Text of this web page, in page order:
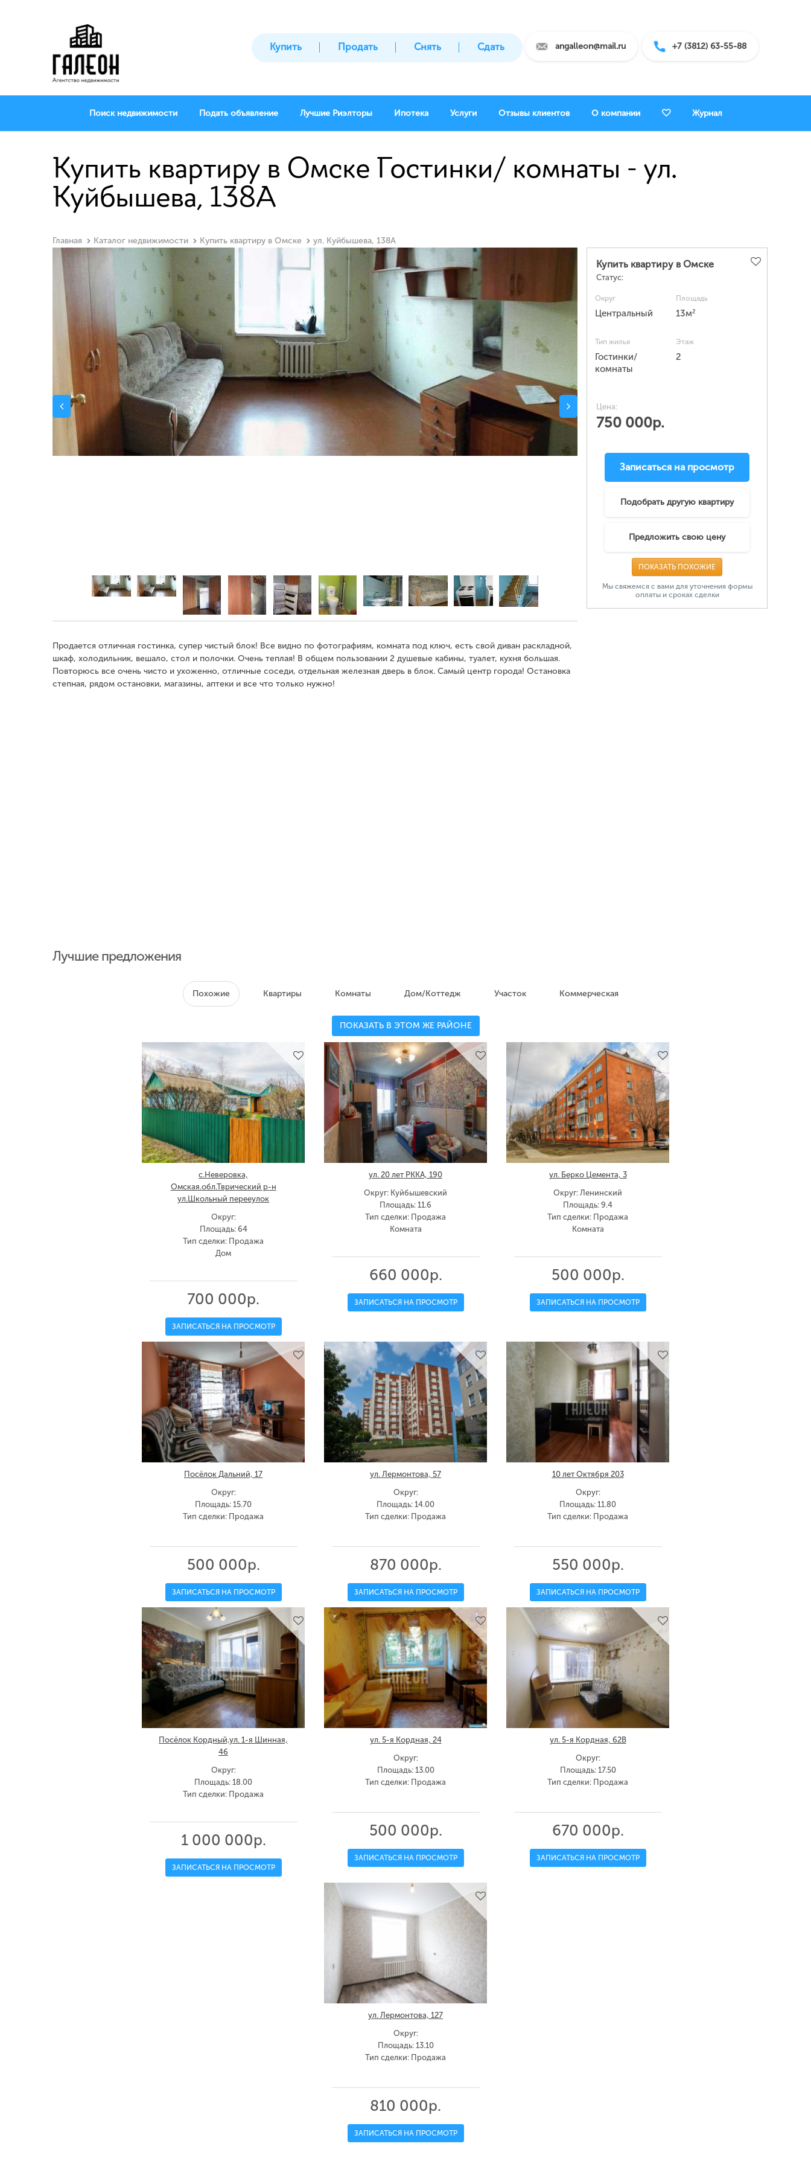
angalleon@mail.ru +7 (3812) 63-55-88
Купить Продать Снять Сдать
Поиск недвижимости Подать объявление Лучшие Риэлторы Ипотека Услуги Отзывы клиентов О компании Журнал
Купить квартиру в Омске Гостинки/ комнаты - ул.
Куйбышева, 138А
Главная Каталог недвижимости Купить квартиру в Омске ул. Куйбышева, 138А
Продается отличная гостинка, супер чистый блок! Все видно по фотографиям, комната под ключ, есть свой диван раскладной,
шкаф, холодильник, вешало, стол и полочки. Очень теплая! В общем пользовании 2 душевые кабины, туалет, кухня большая.
Повторюсь все очень чисто и ухоженно, отличные соседи, отдельная железная дверь в блок. Самый центр города! Остановка
степная, рядом остановки, магазины, аптеки и все что только нужно!
Купить квартиру в Омске
Статус:
Округ
Центральный
Площадь
13м2
Тип жилья
Гостинки/
комнаты
Этаж
2
Цена:
750 000р.
Записаться на просмотр
Подобрать другую квартиру
Предложить свою цену
ПОКАЗАТЬ ПОХОЖИЕ
Мы свяжемся с вами для уточнения формы
оплаты и сроках сделки
Лучшие предложения
Похожие Квартиры Комнаты Дом/Коттедж Участок Коммерческая
ПОКАЗАТЬ В ЭТОМ ЖЕ РАЙОНЕ
с.Неверовка,
Омская.обл.Тврический р-н
ул.Школьный перееулок
Округ:
Площадь: 64
Тип сделки: Продажа
Дом
700 000р.
ЗАПИСАТЬСЯ НА ПРОСМОТР
ул. 20 лет РККА, 190
Округ: Куйбышевский
Площадь: 11.6
Тип сделки: Продажа
Комната
660 000р.
ЗАПИСАТЬСЯ НА ПРОСМОТР
ул. Берко Цемента, 3
Округ: Ленинский
Площадь: 9.4
Тип сделки: Продажа
Комната
500 000р.
ЗАПИСАТЬСЯ НА ПРОСМОТР
Посёлок Дальний, 17
Округ:
Площадь: 15.70
Тип сделки: Продажа
500 000р.
ЗАПИСАТЬСЯ НА ПРОСМОТР
ул. Лермонтова, 57
Округ:
Площадь: 14.00
Тип сделки: Продажа
870 000р.
ЗАПИСАТЬСЯ НА ПРОСМОТР
10 лет Октября 203
Округ:
Площадь: 11.80
Тип сделки: Продажа
550 000р.
ЗАПИСАТЬСЯ НА ПРОСМОТР
Посёлок Кордный,ул. 1-я Шинная,
46
Округ:
Площадь: 18.00
Тип сделки: Продажа
1 000 000р.
ЗАПИСАТЬСЯ НА ПРОСМОТР
ул. 5-я Кордная, 24
Округ:
Площадь: 13.00
Тип сделки: Продажа
500 000р.
ЗАПИСАТЬСЯ НА ПРОСМОТР
ул. 5-я Кордная, 62В
Округ:
Площадь: 17.50
Тип сделки: Продажа
670 000р.
ЗАПИСАТЬСЯ НА ПРОСМОТР
ул. Лермонтова, 127
Округ:
Площадь: 13.10
Тип сделки: Продажа
810 000р.
ЗАПИСАТЬСЯ НА ПРОСМОТР